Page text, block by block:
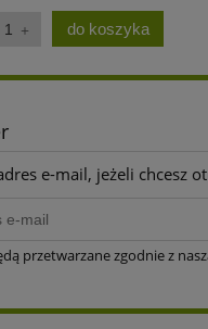
do koszyka
e-mail, jeżeli chcesz
przetwarzane zgodnie z